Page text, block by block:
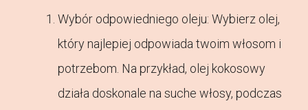
Wybór odpowiedniego oleju: Wybierz olej,
który najlepiej odpowiada twoim włosom i
potrzebom. Na przykład, olej kokosowy
działa doskonale na suche włosy, podczas